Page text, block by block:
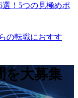
選！5つの見極めポ
の転職におすす
を大募集